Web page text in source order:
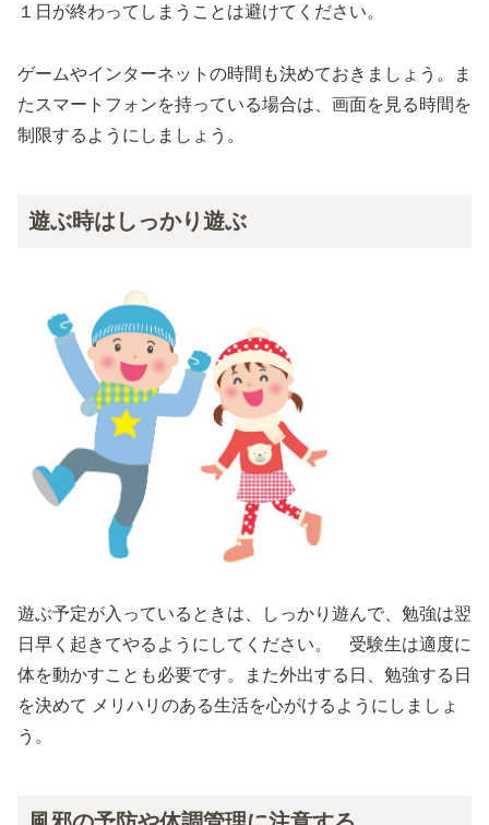
１日が終わってしまうことは避けてください。
ゲームやインターネットの時間も決めておきましょう。ま
たスマートフォンを持っている場合は、画面を見る時間を
制限するようにしましょう。
遊ぶ時はしっかり遊ぶ
遊ぶ予定が入っているときは、しっかり遊んで、勉強は翌
日早く起きてやるようにしてください。 受験生は適度に
体を動かすことも必要です。また外出する日、勉強する日
を決めて メリハリのある生活を心がけるようにしましょ
う。